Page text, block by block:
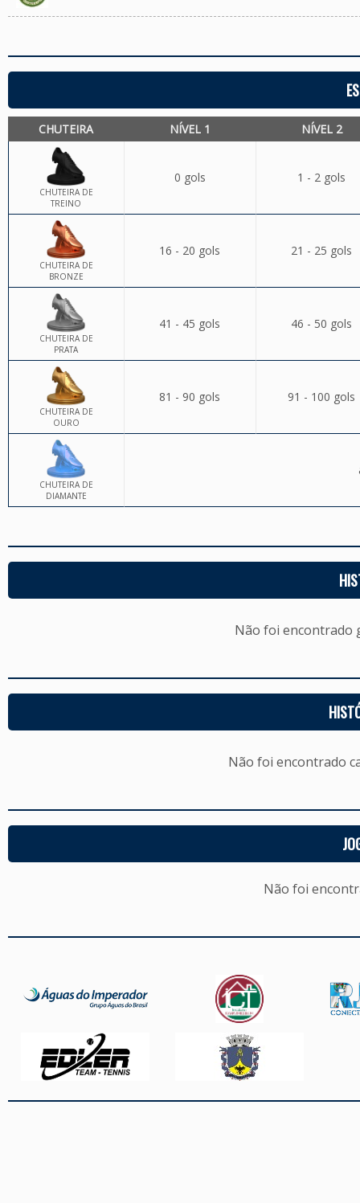
CHUTEIRA NÍVEL 1 NÍVEL 2
CHUTEIRA DE
TREINO
0 gols 1 - 2 gols
CHUTEIRA DE
BRONZE
16 - 20 gols 21 - 25 gols
CHUTEIRA DE
PRATA
41 - 45 gols 46 - 50 gols
CHUTEIRA DE
OURO
81 - 90 gols 91 - 100 gols
CHUTEIRA DE
DIAMANTE
Não foi encontrado
Não foi encontrado
Não foi